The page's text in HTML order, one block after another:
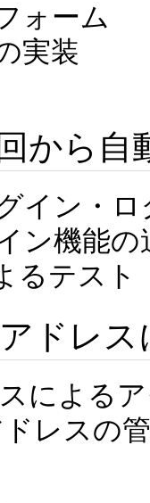
ォーム
実装
から
イン・
ン機能の
るテスト
アドレ
による
レスの